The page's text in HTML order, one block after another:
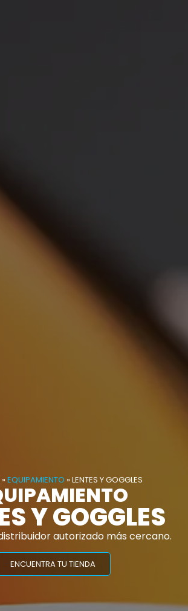
»EQUIPAMIENTO »LENTES Y GOGGLES
Y GOGGLES
autorizado más cercano.
ENCUENTRA TU TIENDA